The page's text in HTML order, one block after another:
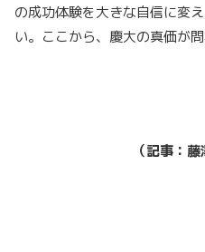
の成功体験を大きな自信に変
い。ここから、慶大の真価が問
（記事：